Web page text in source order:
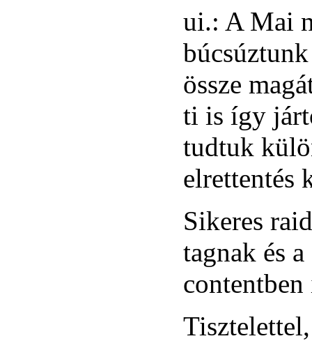
ui.: A Mai
össze
ti is így
tudtuk
elrettentés
Sikeres
tagnak és
Tisztelettel,